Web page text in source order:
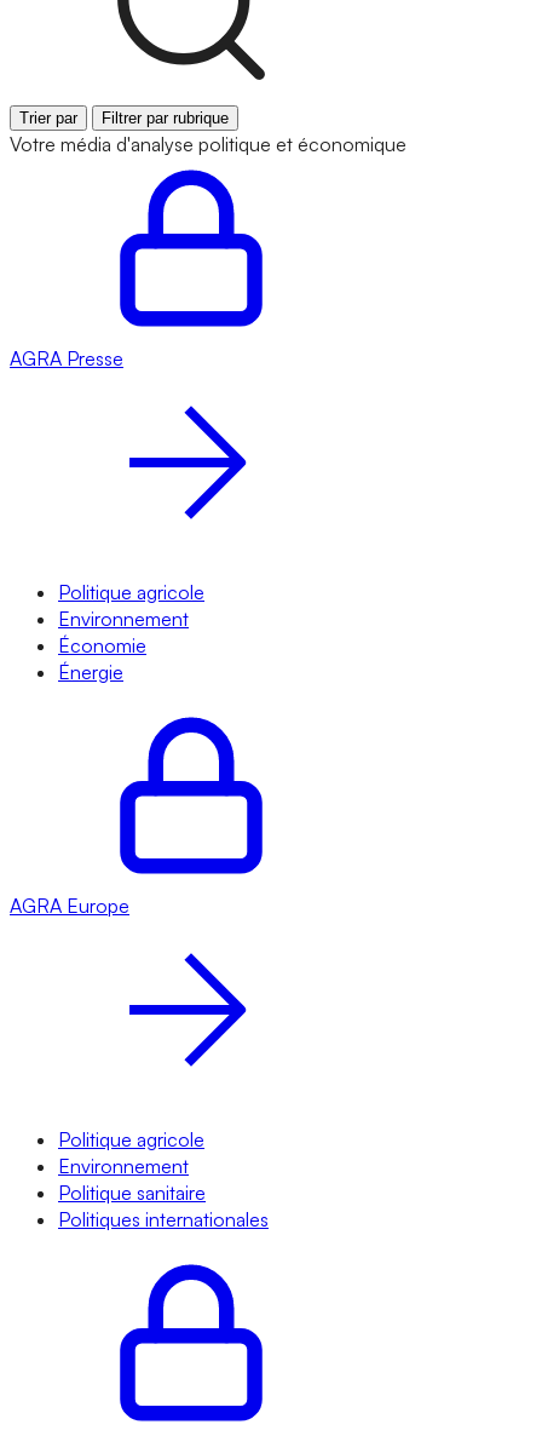
Trier par Filtrer par rubrique
Votre média d'analyse politique et économique
AGRA Presse
Politique agricole
Environnement
Économie
Énergie
AGRA Europe
Politique agricole
Environnement
Politique sanitaire
Politiques internationales